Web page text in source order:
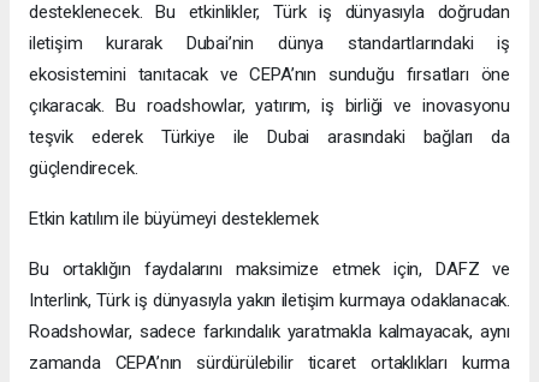
desteklenecek. Bu etkinlikler, Türk iş dünyasıyla doğrudan
iletişim kurarak Dubai’nin dünya standartlarındaki iş
ekosistemini tanıtacak ve CEPA’nın sunduğu fırsatları öne
çıkaracak. Bu roadshowlar, yatırım, iş birliği ve inovasyonu
teşvik ederek Türkiye ile Dubai arasındaki bağları da
güçlendirecek.
Etkin katılım ile büyümeyi desteklemek
Bu ortaklığın faydalarını maksimize etmek için, DAFZ ve
Interlink, Türk iş dünyasıyla yakın iletişim kurmaya odaklanacak.
Roadshowlar, sadece farkındalık yaratmakla kalmayacak, aynı
zamanda CEPA’nın sürdürülebilir ticaret ortaklıkları kurma